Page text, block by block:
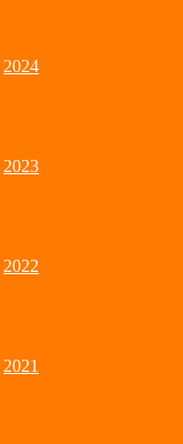
2024
2023
2022
2021